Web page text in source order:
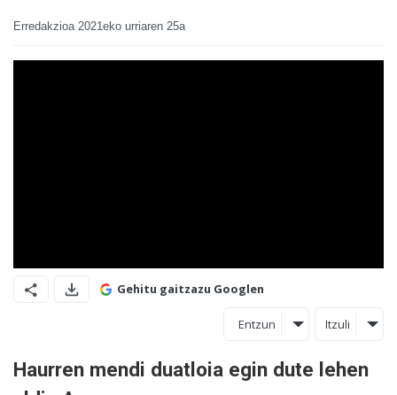
Erredakzioa 2021eko urriaren 25a
Gehitu gaitzazu Googlen
Entzun Itzuli
Haurren mendi duatloia egin dute lehen